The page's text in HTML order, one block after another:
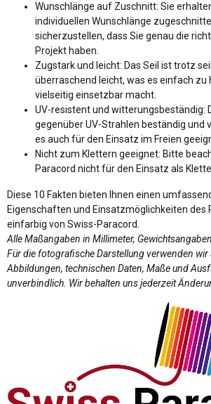
Wunschlänge auf Zuschnitt: Sie
individuellen Wunschlänge
sicherzustellen, dass Sie genau die
Projekt haben.
Zugstark und leicht: Das Seil ist trotz
überraschend leicht, was es einfach zu
vielseitig einsetzbar macht.
UV-resistent und witterungsbeständig:
gegenüber UV-Strahlen beständig und
es auch für den Einsatz im Freien
Nicht zum Klettern geeignet: Bitte
Paracord nicht für den Einsatz als
Diese 10 Fakten bieten Ihnen einen
Eigenschaften und Einsatzmöglichkeiten des
einfarbig von Swiss-Paracord.
Alle Maßangaben in Millimeter,
Für die fotografische Darstellung verwenden wir
Abbildungen, technischen Daten, Maße und
unverbindlich. Wir behalten uns jederzeit